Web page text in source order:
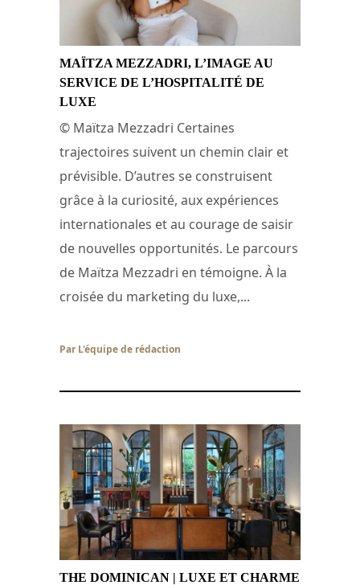
MAÏTZA MEZZADRI, L’IMAGE AU
SERVICE DE L’HOSPITALITÉ DE
LUXE
© Maïtza Mezzadri Certaines
trajectoires suivent un chemin clair et
prévisible. D’autres se construisent
grâce à la curiosité, aux expériences
internationales et au courage de saisir
de nouvelles opportunités. Le parcours
de Maïtza Mezzadri en témoigne. À la
croisée du marketing du luxe,...
Par L'équipe de rédaction
THE DOMINICAN | LUXE ET CHARME